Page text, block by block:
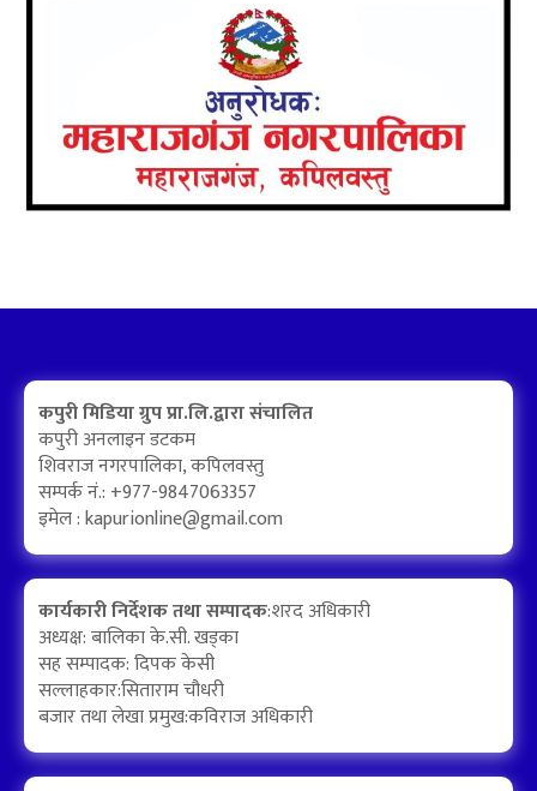
कपुरी मिडिया ग्रुप प्रा.लि.द्वारा संचालित
कपुरी अनलाइन डटकम
शिवराज नगरपालिका, कपिलवस्तु
सम्पर्क नं.: +977-9847063357
इमेल :kapurionline@gmail.com
कार्यकारी निर्देशक तथा सम्पादक:शरद अधिकारी
अध्यक्ष: बालिका के.सी. खड्का
सह सम्पादक: दिपक केसी
सल्लाहकार:सिताराम चौधरी
बजार तथा लेखा प्रमुख:कविराज अधिकारी